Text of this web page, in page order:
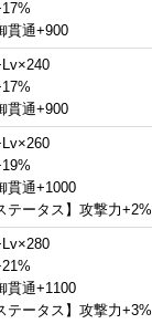
貫通+900
貫通+900
貫通+1000
テータス】攻撃力+2%
貫通+1100
テータス】攻撃力+3%